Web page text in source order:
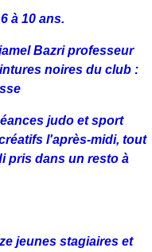
à 10 ans.
Bazri professeur
noires du club :
judo et sport
l'après-midi, tout
pris dans un resto à
jeunes stagiaires et